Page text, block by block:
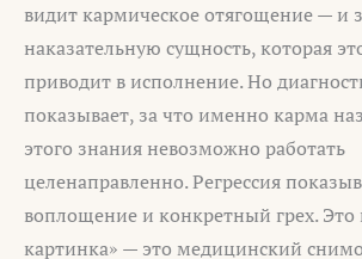
видит кармическое отягощение — и
наказательную сущность, которая
приводит в исполнение. Но
показывает, за что именно карма
этого знания невозможно работать
целенаправленно. Регрессия
воплощение и конкретный грех. Это
картинка» — это медицинский